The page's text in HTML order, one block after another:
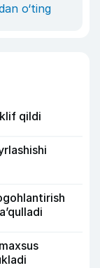
o‘ting
qildi